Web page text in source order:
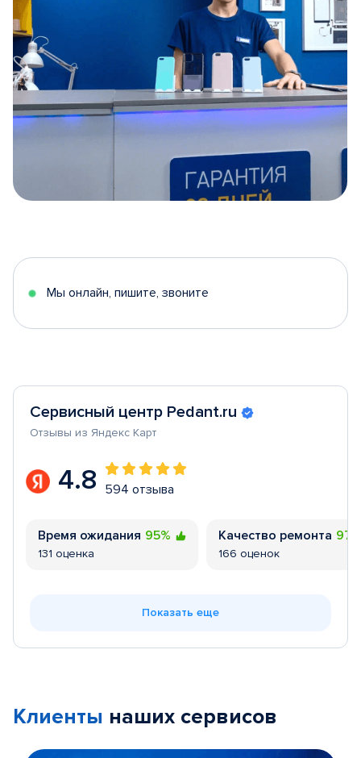
5
Мы онлайн, пишите, звоните
Сервисный центр Pedant.ru
Отзывы из Яндекс Карт
4.8 594 отзыва
Время ожидания 95%
131 оценка
Качество ремонта
166 оценок
Показать еще
Клиенты наших сервисов